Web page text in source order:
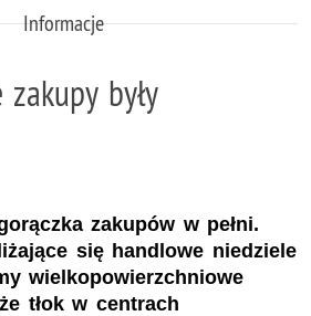
Informacje
były
zakupów w pełni.
się handlowe niedziele
wielkopowierzchniowe
tłok w centrach